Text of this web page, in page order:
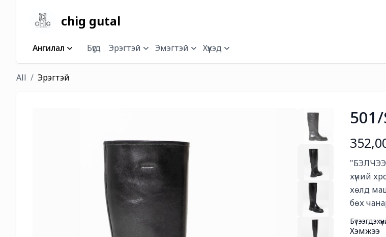
chig gutal
Ангилал Бүгд Эрэгтэй Эмэгтэй Хүүхэд
All Эрэгтэй
хүний
хөлд
бөх
Хэмжээ